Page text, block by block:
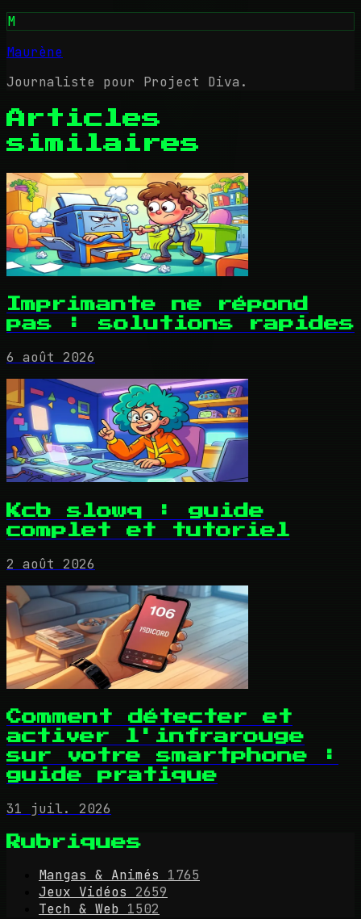
M
Maurène
Journaliste pour Project Diva.
Articles
similaires
Imprimante ne répond
pas : solutions rapides
6 août 2026
Kcb slowq : guide
complet et tutoriel
2 août 2026
Comment détecter et
activer l'infrarouge
sur votre smartphone :
guide pratique
31 juil. 2026
Rubriques
Mangas & Animés
1765
Jeux Vidéos
2659
Tech & Web 1502